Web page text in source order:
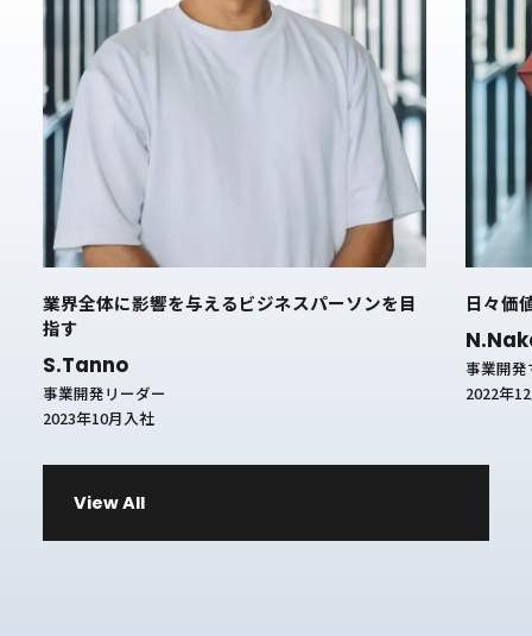
業界全体に影響を与えるビジネスパーソンを目
指す
S.Tanno
事業開発リーダー
2023年10月入社
日々価
事業開発
2022年
View All